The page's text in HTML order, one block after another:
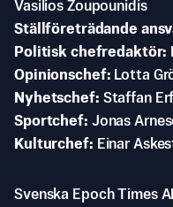
Vasilios Zoupounidis
Ställföreträdande
Politisk chefredaktör
Opinionschef
Lotta
Nyhetschef Staffan
Sportchef Jonas
Kulturchef
Einar
Svenska Epoch Times